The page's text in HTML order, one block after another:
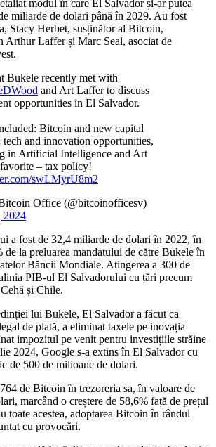
modul în care El Salvador și-ar putea
miliarde de dolari până în 2029. Au fost
Stacy Herbet, susținător al Bitcoin,
Arthur Laffer și Marc Seal, asociat de
Bukele recently met with
and Art Laffer to discuss
opportunities in El Salvador.
Bitcoin and new capital
tech and innovation opportunities,
in Artificial Intelligence and Art
– tax policy!
swLMyrU8m2
Office (@bitcoinofficesv)
2024
a fost de 32,4 miliarde de dolari în 2022, în
de la preluarea mandatului de către Bukele în
Băncii Mondiale. Atingerea a 300 de
PIB-ul El Salvadorului cu țări precum
și Chile.
lui Bukele, El Salvador a făcut ca
de plată, a eliminat taxele pe inovația
impozitul pe venit pentru investițiile străine
2024, Google s-a extins în El Salvador cu
de 500 de milioane de dolari.
de Bitcoin în trezoreria sa, în valoare de
marcând o creștere de 58,6% față de prețul
toate acestea, adoptarea Bitcoin în rândul
cu provocări.